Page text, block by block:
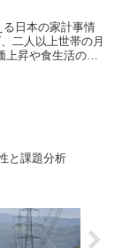
日本の家計事情
二人以上世帯の月
昇や食生活の多
と課題分析